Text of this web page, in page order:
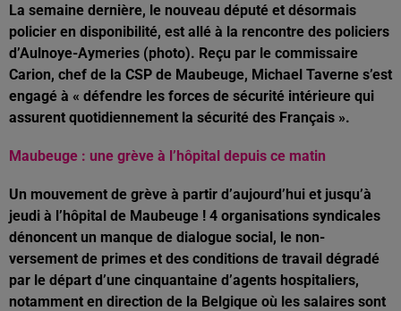
La semaine dernière, le nouveau député et désormais
policier en disponibilité, est allé à la rencontre des policiers
d’Aulnoye-Aymeries (photo). Reçu par le commissaire
Carion, chef de la CSP de Maubeuge, Michael Taverne s’est
engagé à « défendre les forces de sécurité intérieure qui
assurent quotidiennement la sécurité des Français ».
Maubeuge : une grève à l’hôpital depuis ce matin
Un mouvement de grève à partir d’aujourd’hui et jusqu’à
jeudi à l’hôpital de Maubeuge ! 4 organisations syndicales
dénoncent un manque de dialogue social, le non-
versement de primes et des conditions de travail dégradé
par le départ d’une cinquantaine d’agents hospitaliers,
notamment en direction de la Belgique où les salaires sont